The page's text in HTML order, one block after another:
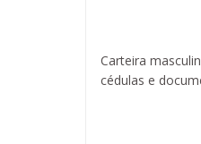
Carteira
cédulas e